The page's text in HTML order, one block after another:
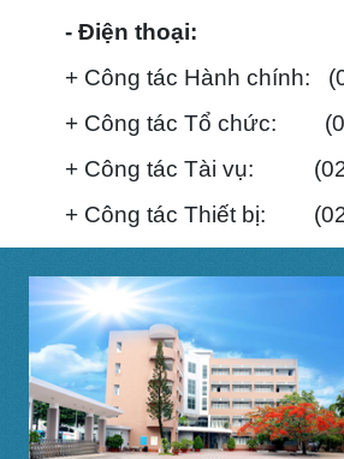
- Điện thoại:
+ Công tác Hành chính:
+ Công tác Tổ chức:
+ Công tác Tài vụ:
+ Công tác Thiết bị: